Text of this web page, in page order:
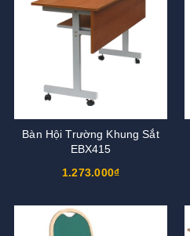
Bàn Hội Trường Khung Sắt
EBX415
1.273.000₫